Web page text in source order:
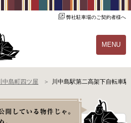
弊社駐車場のご契約者様へ
MENU
ご契約の流れ
駐輪場オーナー様へ
中島町四ツ屋 川中島駅第二高架下自転車駐